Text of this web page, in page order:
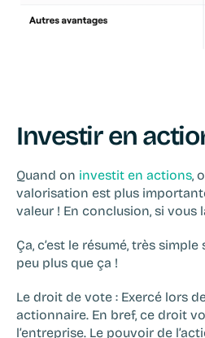
Investir en
Quand on investit en actions,
valorisation est plus importante
valeur ! En conclusion, si vous
Ça, c’est le résumé, très
peu plus que ça !
Le droit de vote : Exercé lors
actionnaire. En bref, ce droit
l’entreprise. Le pouvoir de